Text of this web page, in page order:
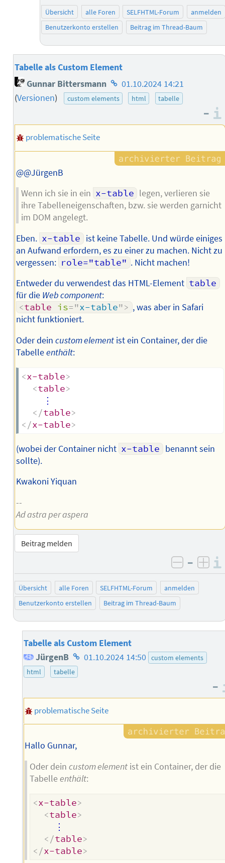
Übersicht alle Foren SELFHTML-Forum
anmelden
Benutzerkonto erstellen
Beitrag im Thread-Baum
Tabelle als Custom Element
Gunnar Bittersmann Homepage
des
01.10.2024 14:21
(Versionen) custom elements html tabelle
–
problematische Seite
@@JürgenB
Wenn ich sie in ein x-table legen, verlieren sie
ihre Tabelleneigenschaften, bzw. sie werden garnicht
im DOM angelegt.
Eben. x-table ist keine Tabelle. Und würde einiges
an Aufwand erfordern, es zu einer zu machen. Nicht zu
vergessen: role="table" . Nicht machen!
Entweder du verwendest das HTML-Element table
für die Web component:
<table is="x-table"> , was aber in Safari
nicht funktioniert.
Oder dein custom elementist ein Container, der die
Tabelleenthält:
<x-table>
<table>
    ⋮
</table>
</x-table>
(wobei der Container nicht x-table benannt sein
sollte).
Kwakoni Yiquan
--
Ad astra per aspera
Beitrag melden
negativ
–
Übersicht alle Foren SELFHTML-Forum
anmelden
Benutzerkonto erstellen
Beitrag im Thread-Baum
Tabelle als Custom Element
JürgenB Homepage
des
01.10.2024 14:50 custom elements
html
tabelle
–
problematische Seite
Hallo Gunnar,
Oder deincustom element ist ein Container, der die
Tabelleenthält:
<x-table>
<table>
    ⋮
</table>
</x-table>